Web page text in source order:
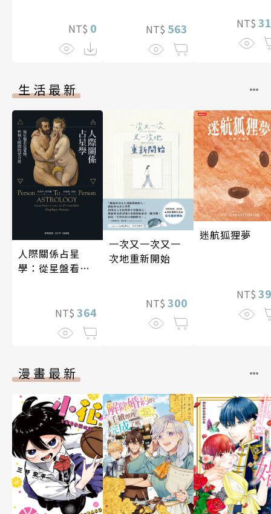
NT$ 0 NT$ 563 NT$
生活最新
人際關係占星
學：從星盤看見
NT$ 364
一次又一次又一
次地重新開始
NT$ 300
迷航狐狸夢
NT$
漫畫最新